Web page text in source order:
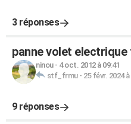
3 réponses
panne volet
ninou- 4 oct. 2012 à 09:41
stf_frmu- 25 févr. 2024 à
9 réponses